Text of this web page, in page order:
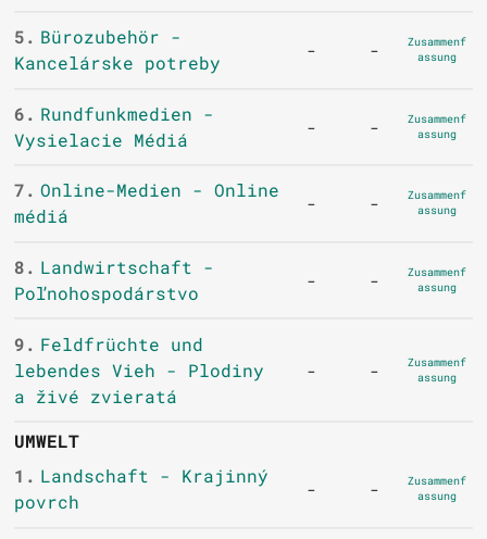
5. Bürozubehör -
Kancelárske potreby
- -
Zusammenf
assung
6. Rundfunkmedien -
Vysielacie Médiá
- -
Zusammenf
assung
7. Online-Medien - Online
médiá
- -
Zusammenf
assung
8. Landwirtschaft -
Poľnohospodárstvo
- -
Zusammenf
assung
9. Feldfrüchte und
lebendes Vieh - Plodiny
a živé zvieratá
- -
Zusammenf
assung
UMWELT
1. Landschaft - Krajinný
povrch
- -
Zusammenf
assung